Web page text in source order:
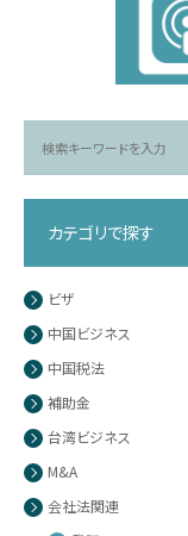
カテゴリで探す
ビザ
中国ビジネス
中国税法
補助金
台湾ビジネス
M&A
会社法関連